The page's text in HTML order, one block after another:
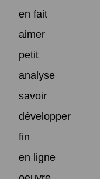
en fait
aimer
petit
analyse
savoir
développer
fin
en ligne